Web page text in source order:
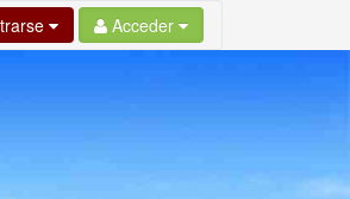
Acceder